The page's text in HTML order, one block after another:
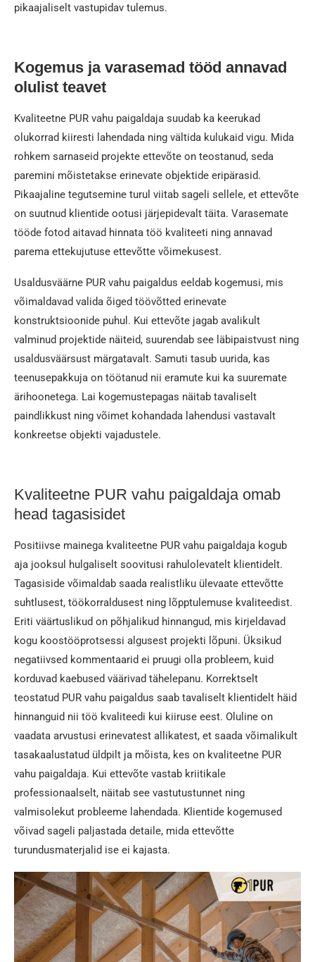
pikaajaliselt vastupidav tulemus.
Kogemus ja varasemad tööd annavad
olulist teavet
Kvaliteetne PUR vahu paigaldaja suudab ka keerukad
olukorrad kiiresti lahendada ning vältida kulukaid vigu. Mida
rohkem sarnaseid projekte ettevõte on teostanud, seda
paremini mõistetakse erinevate objektide eripärasid.
Pikaajaline tegutsemine turul viitab sageli sellele, et ettevõte
on suutnud klientide ootusi järjepidevalt täita. Varasemate
tööde fotod aitavad hinnata töö kvaliteeti ning annavad
parema ettekujutuse ettevõtte võimekusest.
Usaldusväärne PUR vahu paigaldus eeldab kogemusi, mis
võimaldavad valida õiged töövõtted erinevate
konstruktsioonide puhul. Kui ettevõte jagab avalikult
valminud projektide näiteid, suurendab see läbipaistvust ning
usaldusväärsust märgatavalt. Samuti tasub uurida, kas
teenusepakkuja on töötanud nii eramute kui ka suuremate
ärihoonetega. Lai kogemustepagas näitab tavaliselt
paindlikkust ning võimet kohandada lahendusi vastavalt
konkreetse objekti vajadustele.
Kvaliteetne PUR vahu paigaldaja omab
head tagasisidet
Positiivse mainega kvaliteetne PUR vahu paigaldaja kogub
aja jooksul hulgaliselt soovitusi rahulolevatelt klientidelt.
Tagasiside võimaldab saada realistliku ülevaate ettevõtte
suhtlusest, töökorraldusest ning lõpptulemuse kvaliteedist.
Eriti väärtuslikud on põhjalikud hinnangud, mis kirjeldavad
kogu koostööprotsessi algusest projekti lõpuni. Üksikud
negatiivsed kommentaarid ei pruugi olla probleem, kuid
korduvad kaebused väärivad tähelepanu. Korrektselt
teostatud PUR vahu paigaldus saab tavaliselt klientidelt häid
hinnanguid nii töö kvaliteedi kui kiiruse eest. Oluline on
vaadata arvustusi erinevatest allikatest, et saada võimalikult
tasakaalustatud üldpilt ja mõista, kes on kvaliteetne PUR
vahu paigaldaja. Kui ettevõte vastab kriitikale
professionaalselt, näitab see vastutustunnet ning
valmisolekut probleeme lahendada. Klientide kogemused
võivad sageli paljastada detaile, mida ettevõtte
turundusmaterjalid ise ei kajasta.